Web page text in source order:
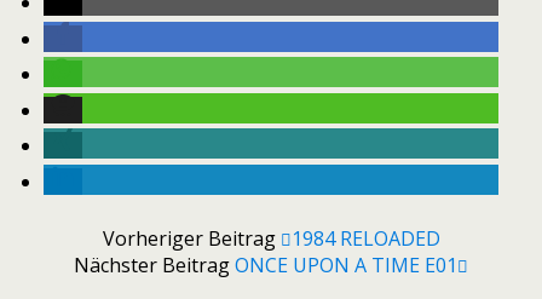
Vorheriger Beitrag
1984 RELOADED
Nächster BeitragONCE UPON A TIME E01